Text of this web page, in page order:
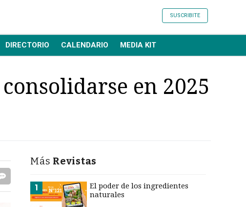
SUSCRIBITE
DIRECTORIO CALENDARIO MEDIA KIT
en 2025
Más Revistas
1
El poder de los ingredientes
naturales